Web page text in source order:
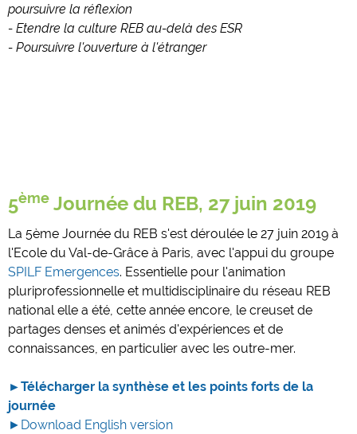
poursuivre la réflexion
- Etendre la culture REB au-delà des ESR
- Poursuivre l'ouverture à l'étranger
5ème Journée du REB, 27 juin 2019
La 5ème Journée du REB s'est déroulée le 27 juin 2019 à
l'Ecole du Val-de-Grâce à Paris, avec l'appui du groupe
SPILF Emergences. Essentielle pour l'animation
pluriprofessionnelle et multidisciplinaire du réseau REB
national elle a été, cette année encore, le creuset de
partages denses et animés d'expériences et de
connaissances, en particulier avec les outre-mer.
►Télécharger la synthèse et les points forts de la
journée
►Download English version